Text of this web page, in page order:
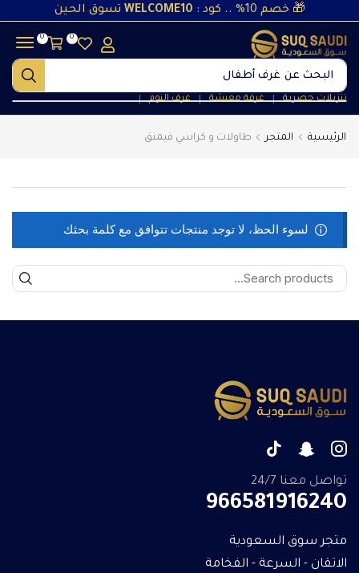
🎁 خصم 10% .. كود : WELCOME10 تسوق الحين
البحث عن غرف أطفال
تنزيلات حصرية ❘ غرفة معيشة ❘ غرف النوم ❘
0
0
الرئيسية المتجر طاولات و كراسي قيمنق
لسوء الحظ، لا توجد منتجات تتوافق مع كلمة بحثك
تواصل معنا 24/7
966581916240
متجر سوق السعودية
الاتقان - السرعة - الفخامة